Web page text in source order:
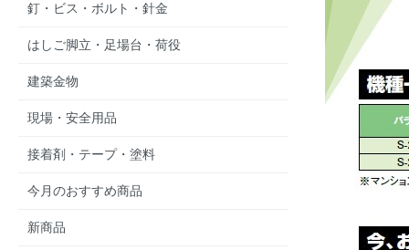
釘・ビス・ボルト・針金
はしご脚立・足場台・荷役
建築金物
現場・安全用品
接着剤・テープ・塗料
今月のおすすめ商品
新商品